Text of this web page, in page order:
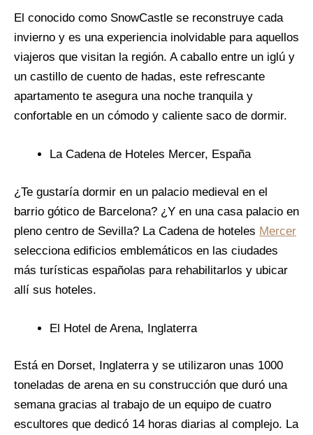
El conocido como SnowCastle se reconstruye cada
invierno y es una experiencia inolvidable para aquellos
viajeros que visitan la región. A caballo entre un iglú y
un castillo de cuento de hadas, este refrescante
apartamento te asegura una noche tranquila y
confortable en un cómodo y caliente saco de dormir.
La Cadena de Hoteles Mercer, España
¿Te gustaría dormir en un palacio medieval en el
barrio gótico de Barcelona? ¿Y en una casa palacio en
pleno centro de Sevilla? La Cadena de hoteles Mercer
selecciona edificios emblemáticos en las ciudades
más turísticas españolas para rehabilitarlos y ubicar
allí sus hoteles.
El Hotel de Arena, Inglaterra
Está en Dorset, Inglaterra y se utilizaron unas 1000
toneladas de arena en su construcción que duró una
semana gracias al trabajo de un equipo de cuatro
escultores que dedicó 14 horas diarias al complejo. La